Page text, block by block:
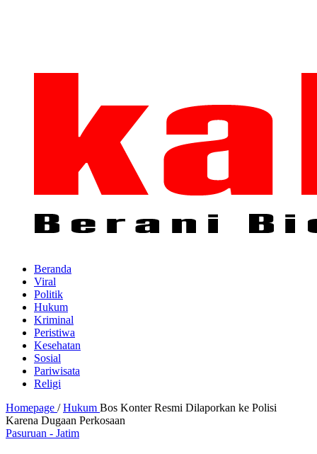
Beranda
Viral
Politik
Hukum
Kriminal
Peristiwa
Kesehatan
Sosial
Pariwisata
Religi
Homepage / Hukum Bos Konter Resmi Dilaporkan ke Polisi
Karena Dugaan Perkosaan
Pasuruan - Jatim